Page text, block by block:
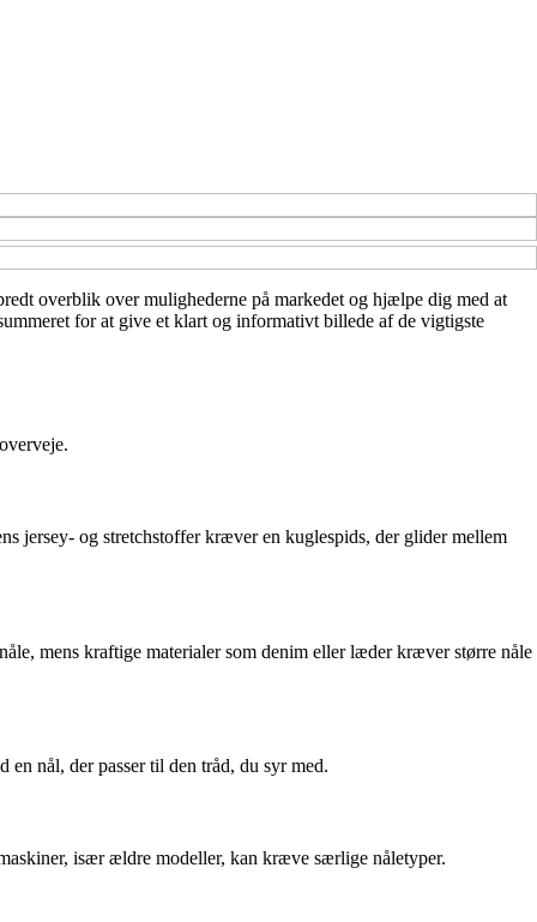
overblik over mulighederne på markedet og hjælpe dig med at
for at give et klart og informativt billede af de vigtigste
jersey- og stretchstoffer kræver en kuglespids, der glider mellem
mens kraftige materialer som denim eller læder kræver større nåle
nål, der passer til den tråd, du syr med.
især ældre modeller, kan kræve særlige nåletyper.